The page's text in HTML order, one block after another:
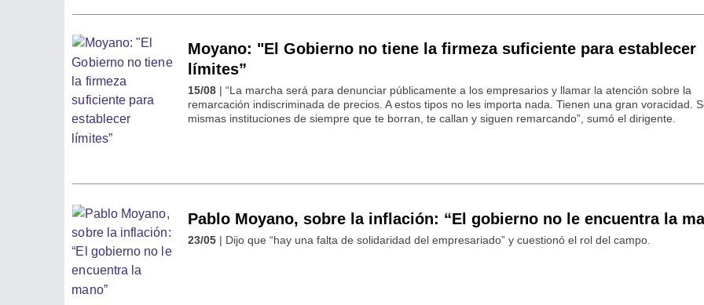
Moyano: "El Gobierno no tiene la firmeza suficiente para establecer
límites”
15/08 | “La marcha será para denunciar públicamente a los empresarios y llamar la atención sobre la
remarcación indiscriminada de precios. A estos tipos no les importa nada. Tienen una gran voracidad.
mismas instituciones de siempre que te borran, te callan y siguen remarcando”, sumó el dirigente.
Pablo Moyano, sobre la inflación: “El gobierno no le encuentra la
23/05 | Dijo que “hay una falta de solidaridad del empresariado” y cuestionó el rol del campo.